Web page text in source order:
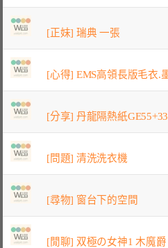
[正妹] 瑞典 一張
[心得] EMS高領長版毛衣.
[分享] 丹龍隔熱紙
[問題] 清洗洗衣機
[尋物] 窗台下的空間
[閒聊] 双極の女神1 木魔爵